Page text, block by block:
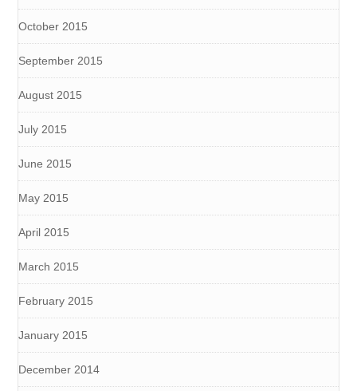
October 2015
September 2015
August 2015
July 2015
June 2015
May 2015
April 2015
March 2015
February 2015
January 2015
December 2014